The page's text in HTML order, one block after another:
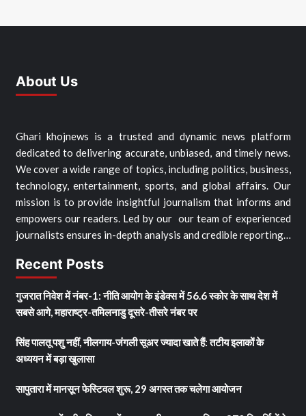
About Us
Ghari khojnews is a trusted and dynamic news platform
dedicated to delivering accurate, unbiased, and timely news.
We cover a wide range of topics, including politics, business,
technology, entertainment, sports, and global affairs. Our
mission is to provide insightful journalism that informs and
empowers our readers. Led by our our team of experienced
journalists ensures in-depth analysis and credible reporting…
Recent Posts
गुजरात निवेश में नंबर-1: नीति आयोग के इंडेक्स में 56.6 स्कोर के साथ देश में
सबसे आगे, महाराष्ट्र-तमिलनाडु दूसरे-तीसरे नंबर पर
सिंह पालतू पशु नहीं, नीलगाय-जंगली सूअर ज्यादा खाते हैं: तटीय इलाकों के
अध्ययन में बड़ा खुलासा
सापुतारा में मानसून फेस्टिवल शुरू, 29 अगस्त तक चलेगा आयोजन